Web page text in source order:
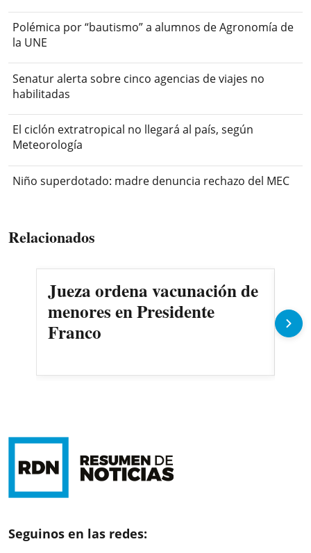
Polémica por “bautismo” a alumnos de Agronomía de
la UNE
Senatur alerta sobre cinco agencias de viajes no
habilitadas
El ciclón extratropical no llegará al país, según
Meteorología
Niño superdotado: madre denuncia rechazo del MEC
Relacionados
Jueza ordena vacunación de
menores en Presidente
Franco
Seguinos en las redes: